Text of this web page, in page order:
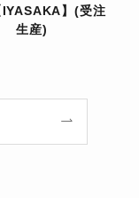
】(受注
生産)